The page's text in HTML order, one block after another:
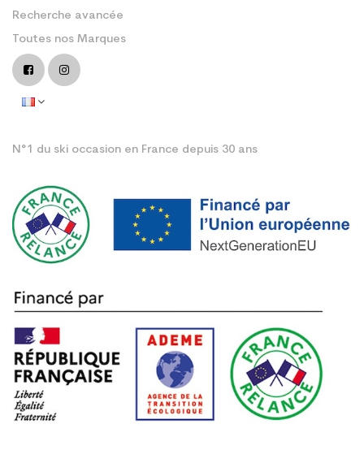
Recherche avancée
Toutes nos Marques
N°1 du ski occasion en France depuis 30 ans